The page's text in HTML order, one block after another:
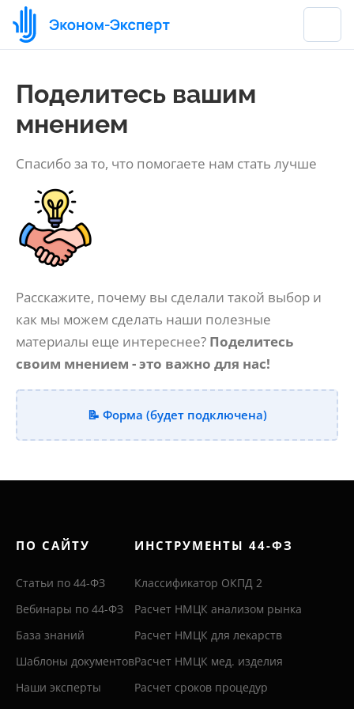
Поделитесь вашим
мнением
Спасибо за то, что помогаете нам стать лучше
Расскажите, почему вы сделали такой выбор и
как мы можем сделать наши полезные
материалы еще интереснее? Поделитесь
своим мнением - это важно для нас!
📝 Форма (будет подключена)
ПО САЙТУ
Статьи по 44-ФЗ
Вебинары по 44-ФЗ
База знаний
Шаблоны документов
Наши эксперты
ИНСТРУМЕНТЫ 44-ФЗ
Классификатор ОКПД 2
Расчет НМЦК анализом рынка
Расчет НМЦК для лекарств
Расчет НМЦК мед. изделия
Расчет сроков процедур